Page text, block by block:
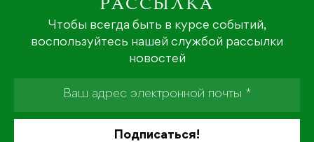
Чтобы всегда быть в курсе событий,
воспользуйтесь нашей службой рассылки
новостей